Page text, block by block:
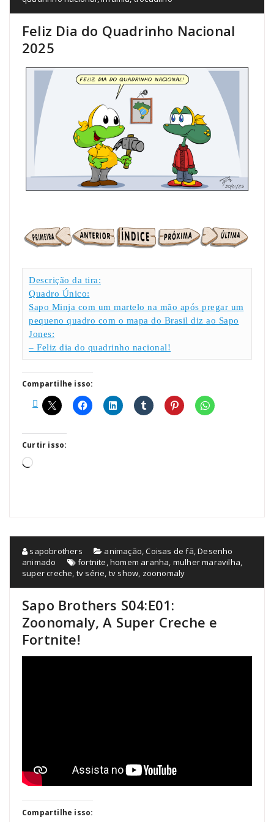
Feliz Dia do Quadrinho Nacional
2025
Descrição da tira:
Quadro Único:
Sapo Minja com um martelo na mão após pregar um
pequeno quadro com o mapa do Brasil diz ao Sapo
Jones:
– Feliz dia do quadrinho nacional!
Compartilhe isso:
Curtir isso:
Carregando...
sapobrothers animação,Coisas de fã,Desenho
animado
fortnite,homem aranha, mulher maravilha,
super creche, tv série, tv show, zoonomaly
Sapo Brothers S04:E01:
Zoonomaly, A Super Creche e
Fortnite!
Compartilhe isso: